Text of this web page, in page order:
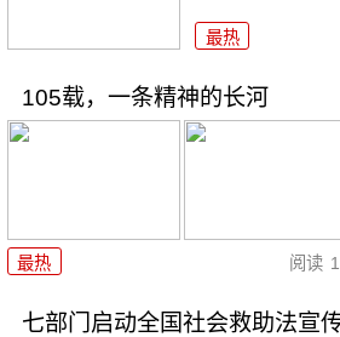
最热
105载，一条精神的长河
最热 阅读
七部门启动全国社会救助法宣